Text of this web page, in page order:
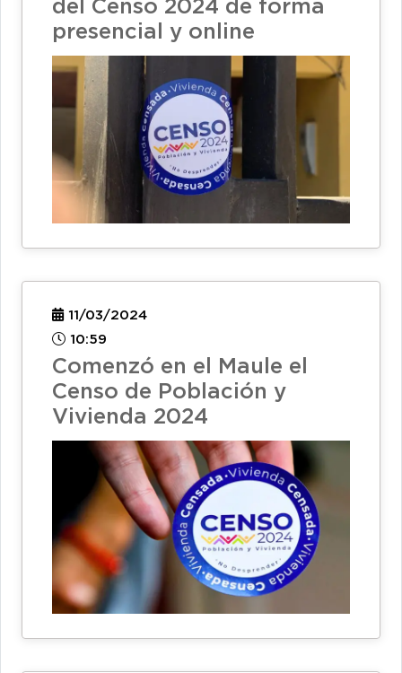
del Censo 2024 de forma
presencial y online
11/03/2024
10:59
Comenzó en el Maule el
Censo de Población y
Vivienda 2024